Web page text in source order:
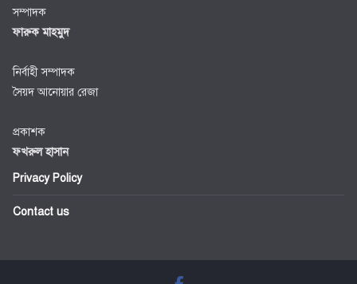
সম্পাদক
ফারুক মাহমুদ
নির্বাহী সম্পাদক
সৈয়দ আনোয়ার রেজা
প্রকাশক
ফখরুল হাসান
Privacy Policy
Contact us